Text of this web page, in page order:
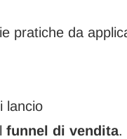
pratiche da
lancio
funnel di vendita.